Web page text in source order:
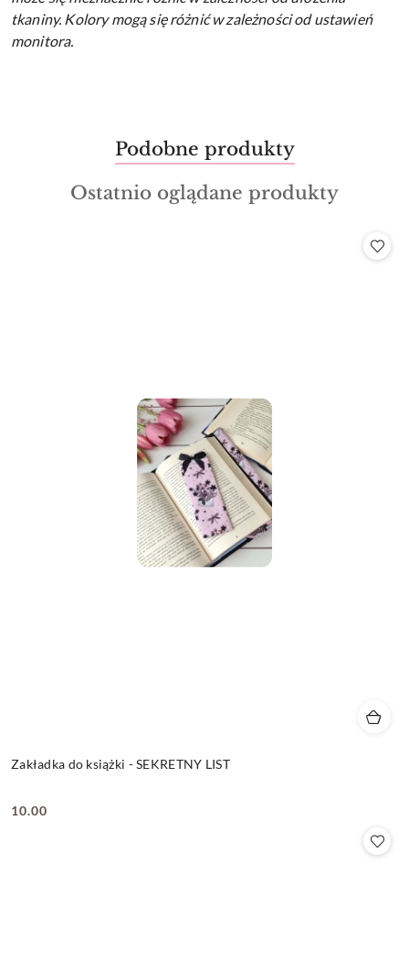
tkaniny. Kolory mogą się różnić w zależności od ustawień
monitora.
Pomiń karuzelę produktów
Produkty
o
statusie:
Podobne produkty
Produkty
Ostatnio oglądane produkty
Zakładka do książki - SEKRETNY LIST
Cena:
10.00